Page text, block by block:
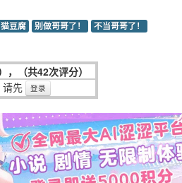
猫豆腐 别做哥哥了！
不当哥哥了！
，（共42次评分）
请先
登录